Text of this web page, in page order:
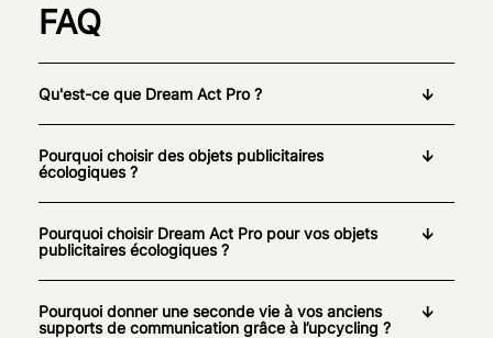
FAQ
Qu'est-ce que Dream Act Pro ?
Pourquoi choisir des objets publicitaires
écologiques ?
Pourquoi choisir Dream Act Pro pour vos objets
publicitaires écologiques ?
Pourquoi donner une seconde vie à vos anciens
supports de communication grâce à l’upcycling ?